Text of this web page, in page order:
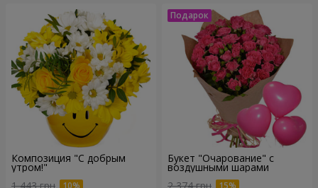
Композиция "С добрым
утром!"
Букет "Очарование" с
воздушными шарами